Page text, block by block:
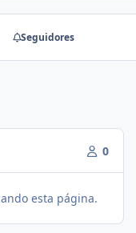
Seguidores
0
esta página.